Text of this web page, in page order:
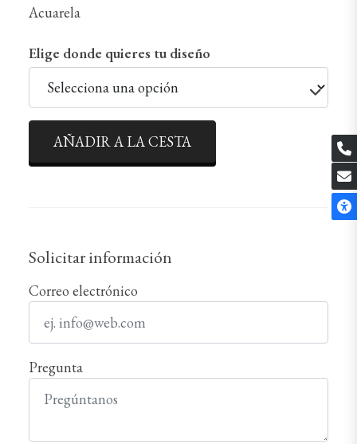
Acuarela
Elige donde quieres tu diseño
AÑADIR A LA CESTA
Solicitar información
Correo electrónico
Pregunta